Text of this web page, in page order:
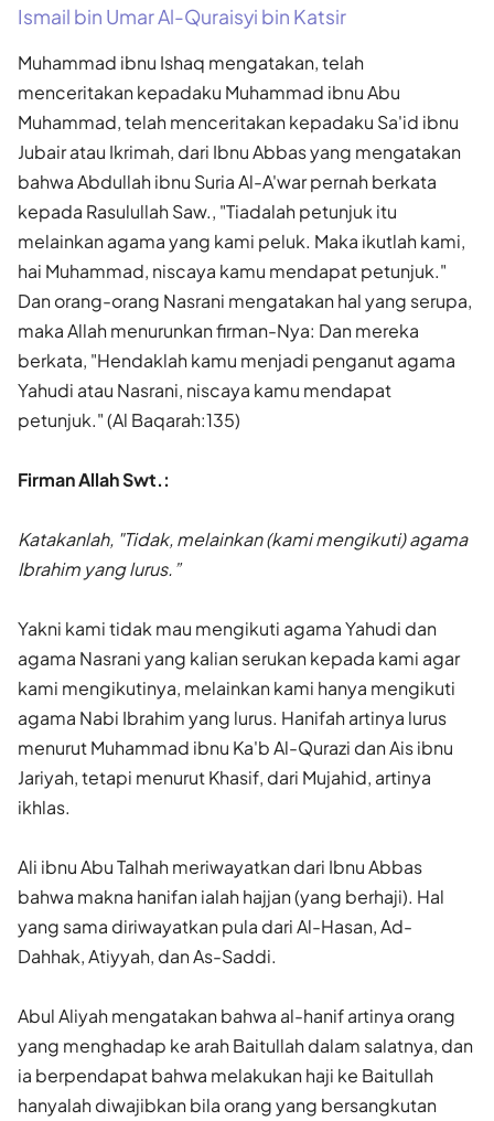
Ismail bin Umar Al-Quraisyi bin Katsir
Muhammad ibnu Ishaq mengatakan, telah
menceritakan kepadaku Muhammad ibnu Abu
Muhammad, telah menceritakan kepadaku Sa'id ibnu
Jubair atau Ikrimah, dari Ibnu Abbas yang mengatakan
bahwa Abdullah ibnu Suria Al-A'war pernah berkata
kepada Rasulullah Saw., "Tiadalah petunjuk itu
melainkan agama yang kami peluk. Maka ikutlah kami,
hai Muhammad, niscaya kamu mendapat petunjuk."
Dan orang-orang Nasrani mengatakan hal yang serupa,
maka Allah menurunkan firman-Nya: Dan mereka
berkata, "Hendaklah kamu menjadi penganut agama
Yahudi atau Nasrani, niscaya kamu mendapat
petunjuk." (Al Baqarah:135)
Firman Allah Swt.:
Katakanlah, "Tidak, melainkan (kami mengikuti) agama
Ibrahim yang lurus.”
Yakni kami tidak mau mengikuti agama Yahudi dan
agama Nasrani yang kalian serukan kepada kami agar
kami mengikutinya, melainkan kami hanya mengikuti
agama Nabi Ibrahim yang lurus. Hanifah artinya lurus
menurut Muhammad ibnu Ka'b Al-Qurazi dan Ais ibnu
Jariyah, tetapi menurut Khasif, dari Mujahid, artinya
ikhlas.
Ali ibnu Abu Talhah meriwayatkan dari Ibnu Abbas
bahwa makna hanifan ialah hajjan (yang berhaji). Hal
yang sama diriwayatkan pula dari Al-Hasan, Ad-
Dahhak, Atiyyah, dan As-Saddi.
Abul Aliyah mengatakan bahwa al-hanif artinya orang
yang menghadap ke arah Baitullah dalam salatnya, dan
ia berpendapat bahwa melakukan haji ke Baitullah
hanyalah diwajibkan bila orang yang bersangkutan